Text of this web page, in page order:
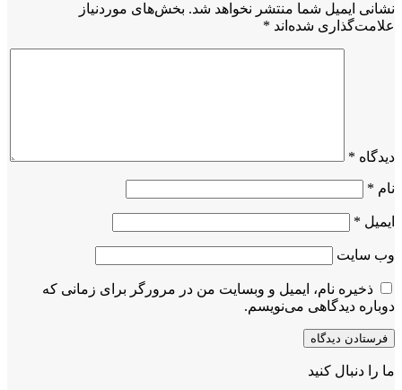
نشانی ایمیل شما منتشر نخواهد شد. بخش‌های موردنیاز
علامت‌گذاری شده‌اند *
دیدگاه *
نام *
ایمیل *
وب‌ سایت
ذخیره نام، ایمیل و وبسایت من در مرورگر برای زمانی که
دوباره دیدگاهی می‌نویسم.
ما را دنبال کنید